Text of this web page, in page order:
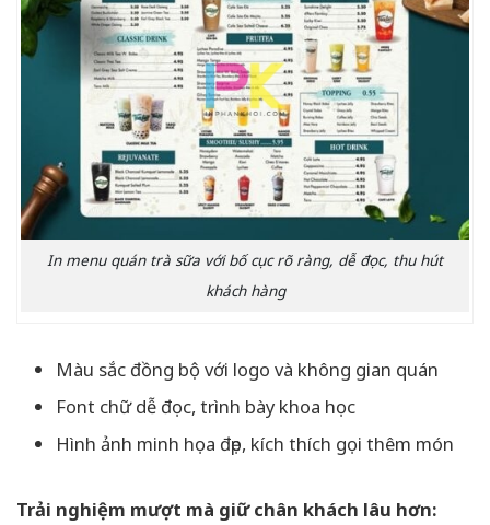
In menu quán trà sữa với bố cục rõ ràng, dễ đọc, thu hút
khách hàng
Màu sắc đồng bộ với logo và không gian quán
Font chữ dễ đọc, trình bày khoa học
Hình ảnh minh họa đẹp, kích thích gọi thêm món
Trải nghiệm mượt mà giữ chân khách lâu hơn: